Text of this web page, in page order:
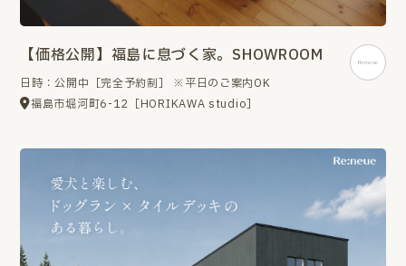
【価格公開】福島に息づく家。SHOWROOM
日時：公開中［完全予約制］ ※平日のご案内OK
福島市堀河町6-12［HORIKAWA studio］